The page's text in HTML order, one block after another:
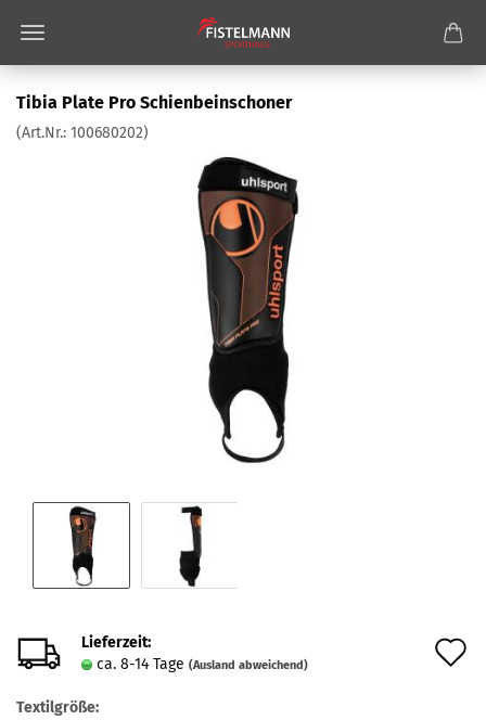
Tibia Plate Pro Schienbeinschoner
(Art.Nr.: 100680202)
Lieferzeit:
ca. 8-14 Tage (Ausland abweichend)
Textilgröße: